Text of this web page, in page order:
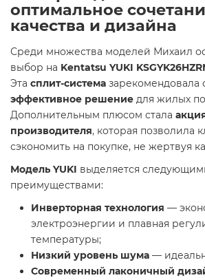
оптимальное
качества и дизайна
Среди множества моделей Михаил
выбор на Kentatsu YUKI
Эта сплит-система зарекомендовала
эффективное решение для жилых
Дополнительным плюсом стала
производителя, которая позволила
сэкономить на покупке, не жертвуя
Модель YUKI выделяется
преимуществами:
Инверторная технология —
электроэнергии и плавная
температуры;
Низкий уровень шума —
Современный лаконичный